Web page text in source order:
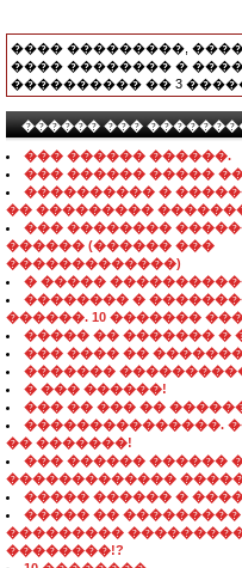
���� ���������,
���� �������� �
���������� �� 3
������ ���
��� ������ ������.
��� ������ �����
���������� �
�� ���������
��� ��������
������ (������ ���
�������������)
� �����
�������� �
������. 10 �������
����� �� ������� �
��� ���� ��
�������
� ��� ������!
��� �� ��� ��
���������������.
�� �������!
��� ������ ������
�������������
����� ������ �
����� �� ���������
���������
��������!?